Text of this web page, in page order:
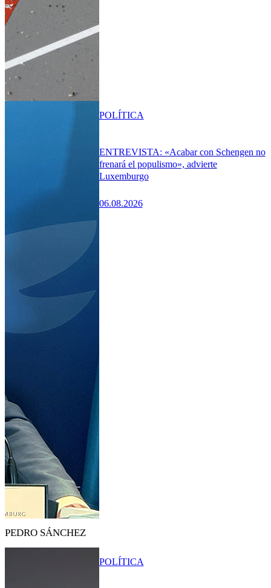
ENTREVISTA: «Acabar con Schengen no
frenará el populismo», advierte
Luxemburgo
06.08.2026
POLÍTICA
PEDRO SÁNCHEZ
POLÍTICA